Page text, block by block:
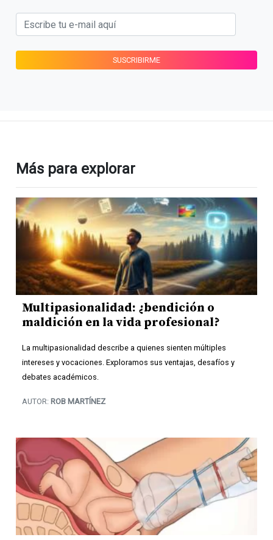
Más para explorar
Multipasionalidad: ¿bendición o
maldición en la vida profesional?
La multipasionalidad describe a quienes sienten múltiples
intereses y vocaciones. Exploramos sus ventajas, desafíos y
debates académicos.
AUTOR: ROB MARTÍNEZ